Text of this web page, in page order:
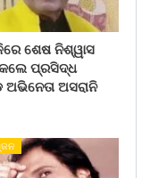
ଶେଷ ନିଶ୍ୱାସ
ପ୍ରସିଦ୍ଧ
ଅସରାନି